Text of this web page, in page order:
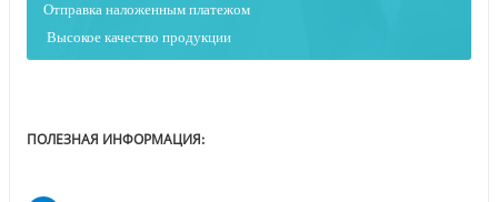
Отправка наложенным платежом
Высокое качество продукции
ПОЛЕЗНАЯ ИНФОРМАЦИЯ: